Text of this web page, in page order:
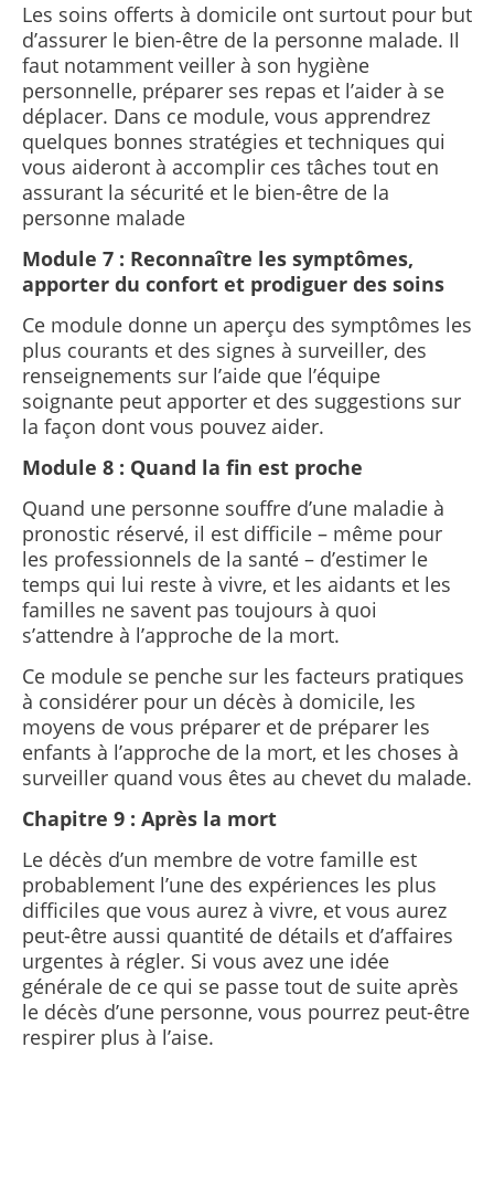
Les soins offerts à domicile ont surtout pour but
d’assurer le bien-être de la personne malade. Il
faut notamment veiller à son hygiène
personnelle, préparer ses repas et l’aider à se
déplacer. Dans ce module, vous apprendrez
quelques bonnes stratégies et techniques qui
vous aideront à accomplir ces tâches tout en
assurant la sécurité et le bien-être de la
personne malade
Module 7 : Reconnaître les symptômes,
apporter du confort et prodiguer des soins
Ce module donne un aperçu des symptômes les
plus courants et des signes à surveiller, des
renseignements sur l’aide que l’équipe
soignante peut apporter et des suggestions sur
la façon dont vous pouvez aider.
Module 8 : Quand la fin est proche
Quand une personne souffre d’une maladie à
pronostic réservé, il est difficile – même pour
les professionnels de la santé – d’estimer le
temps qui lui reste à vivre, et les aidants et les
familles ne savent pas toujours à quoi
s’attendre à l’approche de la mort.
Ce module se penche sur les facteurs pratiques
à considérer pour un décès à domicile, les
moyens de vous préparer et de préparer les
enfants à l’approche de la mort, et les choses à
surveiller quand vous êtes au chevet du malade.
Chapitre 9 : Après la mort
Le décès d’un membre de votre famille est
probablement l’une des expériences les plus
difficiles que vous aurez à vivre, et vous aurez
peut-être aussi quantité de détails et d’affaires
urgentes à régler. Si vous avez une idée
générale de ce qui se passe tout de suite après
le décès d’une personne, vous pourrez peut-être
respirer plus à l’aise.